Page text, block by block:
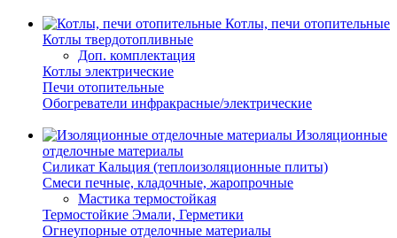
Котлы, печи отопительные
Котлы твердотопливные
Доп. комплектация
Котлы электрические
Печи отопительные
Обогреватели инфракрасные/электрические
Изоляционные
отделочные материалы
Силикат Кальция (теплоизоляционные плиты)
Смеси печные, кладочные, жаропрочные
Мастика термостойкая
Термостойкие Эмали, Герметики
Огнеупорные отделочные материалы